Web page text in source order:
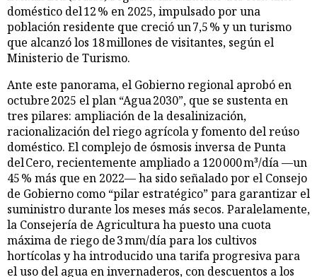
doméstico del 12 % en 2025, impulsado por una
población residente que creció un 7,5 % y un turismo
que alcanzó los 18 millones de visitantes, según el
Ministerio de Turismo.
Ante este panorama, el Gobierno regional aprobó en
octubre 2025 el plan “Agua 2030”, que se sustenta en
tres pilares: ampliación de la desalinización,
racionalización del riego agrícola y fomento del reúso
doméstico. El complejo de ósmosis inversa de Punta
del Cero, recientemente ampliado a 120 000 m³/día —un
45 % más que en 2022— ha sido señalado por el Consejo
de Gobierno como “pilar estratégico” para garantizar el
suministro durante los meses más secos. Paralelamente,
la Consejería de Agricultura ha puesto una cuota
máxima de riego de 3 mm/día para los cultivos
hortícolas y ha introducido una tarifa progresiva para
el uso del agua en invernaderos, con descuentos a los